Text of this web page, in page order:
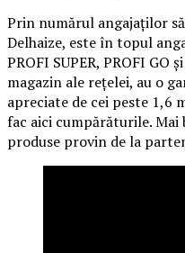
Prin numărul angajaților
Delhaize, este în topul
PROFI SUPER, PROFI GO
magazin ale rețelei, au o
apreciate de cei peste 1,6
fac aici cumpărăturile. Mai
produse provin de la